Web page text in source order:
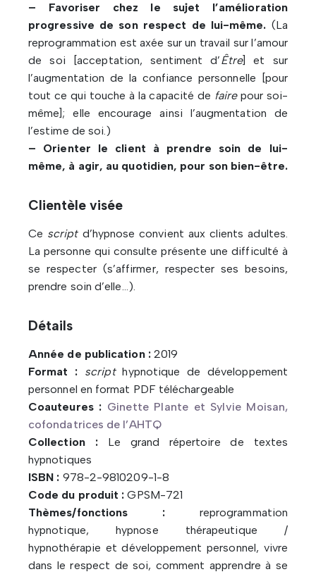
– Favoriser chez le sujet l’amélioration
progressive de son respect de lui-même. (La
reprogrammation est axée sur un travail sur l’amour
de soi [acceptation, sentiment d’Être] et sur
l’augmentation de la confiance personnelle [pour
tout ce qui touche à la capacité de fairepour soi-
même]; elle encourage ainsi l’augmentation de
l’estime de soi.)
– Orienter le client à prendre soin de lui-
même, à agir, au quotidien, pour son bien-être.
Clientèle visée
Ce scriptd’hypnose convient aux clients adultes.
La personne qui consulte présente une difficulté à
se respecter (s’affirmer, respecter ses besoins,
prendre soin d’elle…).
Détails
Année de publication :2019
Format : scripthypnotique de développement
personnel en format PDF téléchargeable
Coauteures : Ginette Plante et Sylvie Moisan,
cofondatrices de l’AHTQ
Collection :Le grand répertoire de textes
hypnotiques
ISBN : 978-2-9810209-1-8
Code du produit :GPSM-721
Thèmes/fonctions : reprogrammation
hypnotique, hypnose thérapeutique /
hypnothérapie et développement personnel, vivre
dans le respect de soi, comment apprendre à se